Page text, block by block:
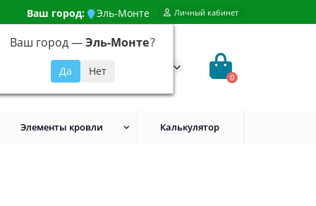
Ваш город: Эль-Монте
Ваш город —Эль-Монте?
Личный кабинет
648-92-94
0
Элементы кровли Калькулятор